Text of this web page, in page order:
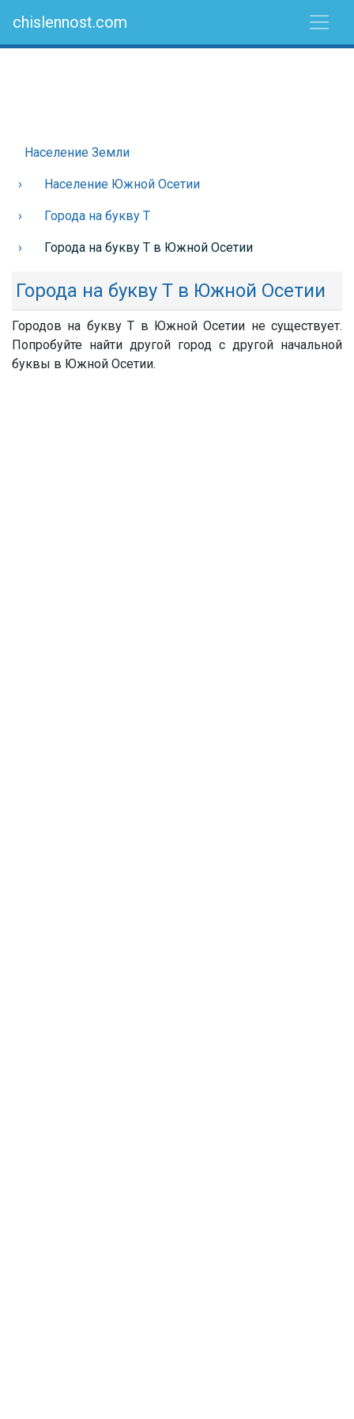
chislennost.com
Население Земли
Население Южной Осетии
Города на букву Т
Города на букву Т в Южной Осетии
Города на букву Т в Южной Осетии
Городов на букву Т в Южной Осетии не существует.
Попробуйте найти другой город с другой начальной
буквы в Южной Осетии.